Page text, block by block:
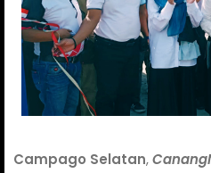
Campago Selatan,